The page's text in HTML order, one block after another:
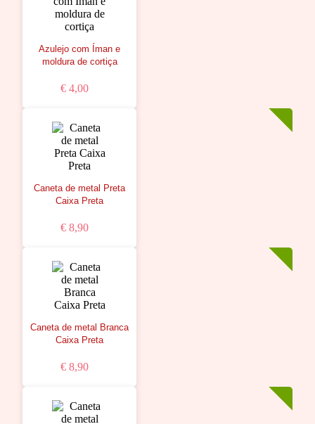
Azulejo com Íman e
moldura de cortiça
€ 4,00
Caneta de metal Preta
Caixa Preta
€ 8,90
Caneta de metal Branca
Caixa Preta
€ 8,90